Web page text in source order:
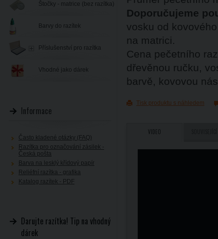
Doporučujeme
vosku od
na matrici.
Cena pečetního
dřevěnou ručku,
barvě, kovovou
Tisk produktu s náhledem
VIDEO
Štočky - matrice (bez razítka)
Barvy do razítek
Příslušenství pro razítka
Vhodné jako dárek
Informace
Často kladené otázky (FAQ)
Razítka pro označování zásilek -
Česká pošta
Barva na lesklý křídový papír
Reliéfní razítka - grafika
Katalog razítek - PDF
Darujte razítka! Tip na vhodný
dárek